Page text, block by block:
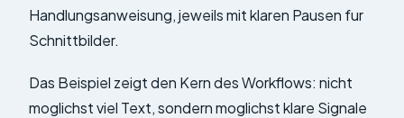
Handlungsanweisung, jeweils mit klaren Pausen fur
Schnittbilder.
Das Beispiel zeigt den Kern des Workflows: nicht
moglichst viel Text, sondern moglichst klare Signale